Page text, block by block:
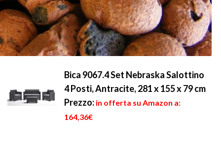
Bica 9067.4 Set Nebraska Salottino
4 Posti, Antracite, 281 x 155 x 79 cm
Prezzo: in offerta su Amazon a:
164,36€